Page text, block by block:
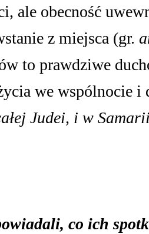
ale obecność
z miejsca (gr.
to prawdziwe
we wspólnocie i
Judei, i w
co ich